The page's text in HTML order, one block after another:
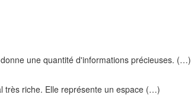
une quantité d'informations précieuses. (…)
très riche. Elle représente un espace (…)